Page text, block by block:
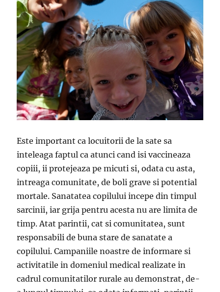
Este important ca locuitorii de la sate sa
inteleaga faptul ca atunci cand isi vaccineaza
copiii, ii protejeaza pe micuti si, odata cu asta,
intreaga comunitate, de boli grave si potential
mortale. Sanatatea copilului incepe din timpul
sarcinii, iar grija pentru acesta nu are limita de
timp. Atat parintii, cat si comunitatea, sunt
responsabili de buna stare de sanatate a
copilului. Campaniile noastre de informare si
activitatile in domeniul medical realizate in
cadrul comunitatilor rurale au demonstrat, de-